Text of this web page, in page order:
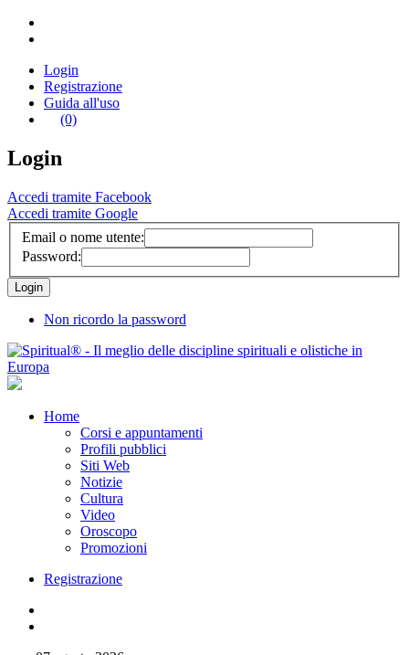
Login
Registrazione
Guida all'uso
(0)
Login
Accedi tramite Facebook
Accedi tramite Google
Email o nome utente:
Password:
Non ricordo la password
Home
Corsi e appuntamenti
Profili pubblici
Siti Web
Notizie
Cultura
Video
Oroscopo
Promozioni
Registrazione